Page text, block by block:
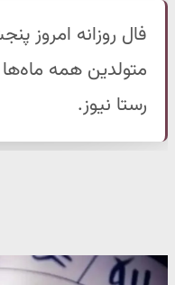
متولدین همه
رستا نیوز.